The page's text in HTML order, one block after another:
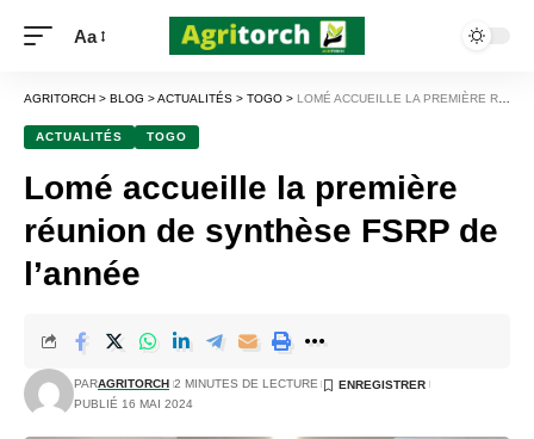
Aa
AGRITORCH > BLOG >ACTUALITÉS > TOGO > LOMÉ ACCUEILLE LA PREMIÈRE RÉUNION DE SYNTHÈSE FSRP DE L’ANNÉE
ACTUALITÉS TOGO
Lomé accueille la première
réunion de synthèse FSRP de
l’année
PARAGRITORCH 2 MINUTES DE LECTURE
PUBLIÉ 16 MAI 2024